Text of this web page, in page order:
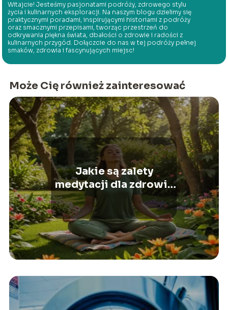
Witajcie! Jesteśmy pasjonatami podróży, zdrowego stylu
życia i kulinarnych eksploracji. Na naszym blogu dzielimy się
praktycznymi poradami, inspirującymi historiami z podróży
oraz smacznymi przepisami, tworząc przestrzeń do
odkrywania piękna świata, dbałości o zdrowie i radości z
kulinarnych przygód. Dołączcie do nas w tej podróży pełnej
smaków, zdrowia i fascynujących miejsc!
Może Cię również zainteresować
Jakie są zalety
medytacji dla zdrowia
psychicznego?